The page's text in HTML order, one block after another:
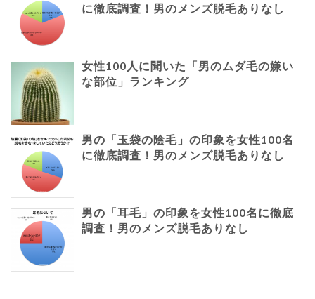
に徹底調査！男のメンズ脱毛ありなし
女性100人に聞いた「男のムダ毛の嫌い
な部位」ランキング
男の「玉袋の陰毛」の印象を女性100名
に徹底調査！男のメンズ脱毛ありなし
男の「耳毛」の印象を女性100名に徹底
調査！男のメンズ脱毛ありなし